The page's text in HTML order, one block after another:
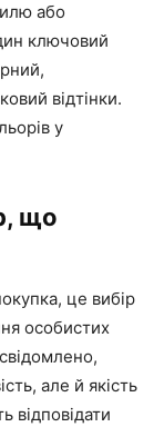
або
ключовий
відтінки.
у
що
це вибір
особистих
але й якість
відповідати